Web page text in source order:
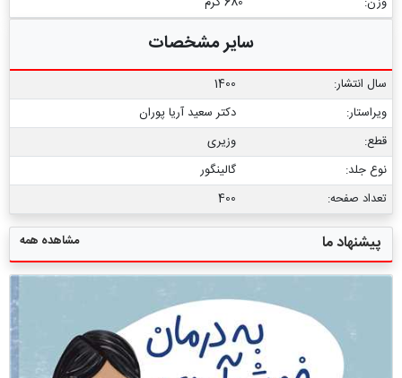
سایر مشخصات
سال انتشار:
1400
ویراستار:
دکتر سعید آریا پوران
قطع:
وزیری
نوع جلد:
گالینگور
تعداد صفحه:
400
پیشنهاد ما مشاهده همه